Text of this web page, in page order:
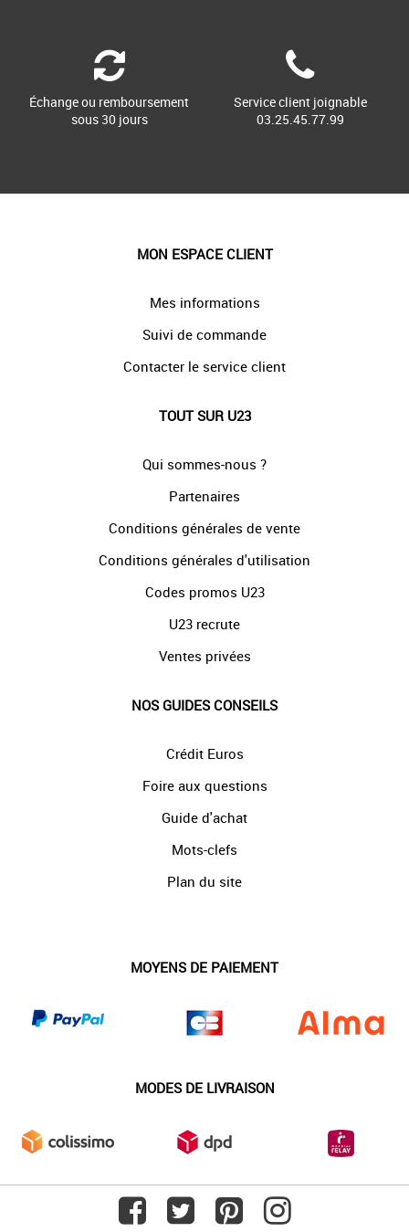
Échange ou remboursement
sous 30 jours
Service client joignable
03.25.45.77.99
MON ESPACE CLIENT
Mes informations
Suivi de commande
Contacter le service client
TOUT SUR U23
Qui sommes-nous ?
Partenaires
Conditions générales de vente
Conditions générales d'utilisation
Codes promos U23
U23 recrute
Ventes privées
NOS GUIDES CONSEILS
Crédit Euros
Foire aux questions
Guide d'achat
Mots-clefs
Plan du site
MOYENS DE PAIEMENT
MODES DE LIVRAISON